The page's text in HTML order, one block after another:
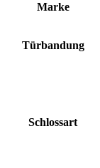
Marke
Türbandung
Schlossart